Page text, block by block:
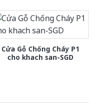
Cửa Gỗ Chống Cháy P1
cho khach san-SGD